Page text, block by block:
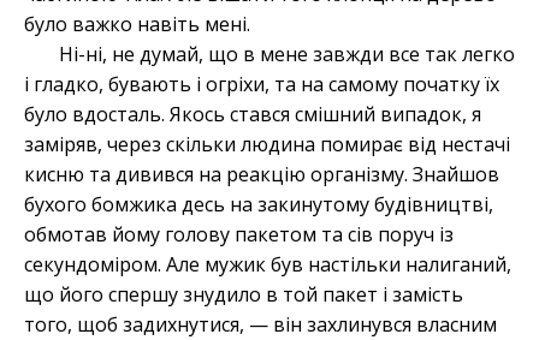
було важко навіть мені.
Ні-ні, не думай, що в мене завжди все так легко
і гладко, бувають і огріхи, та на самому початку їх
було вдосталь. Якось стався смішний випадок, я
заміряв, через скільки людина помирає від нестачі
кисню та дивився на реакцію організму. Знайшов
бухого бомжика десь на закинутому будівництві,
обмотав йому голову пакетом та сів поруч із
секундоміром. Але мужик був настільки налиганий,
що його спершу знудило в той пакет і замість
того, щоб задихнутися, — він захлинувся власним